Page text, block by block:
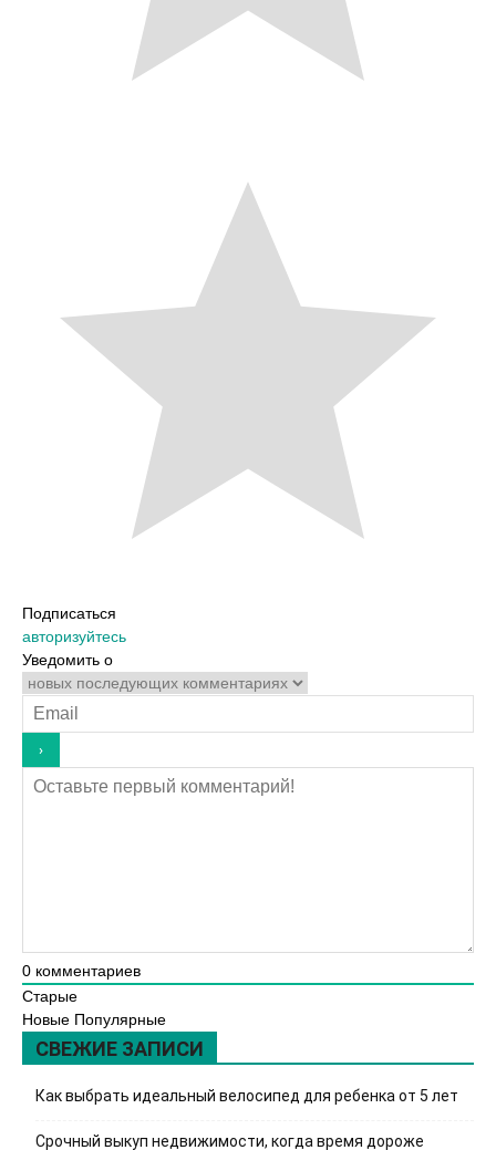
Подписаться
авторизуйтесь
Уведомить о
0 комментариев
Старые
Новые Популярные
СВЕЖИЕ ЗАПИСИ
Как выбрать идеальный велосипед для ребенка от 5 лет
Срочный выкуп недвижимости, когда время дороже